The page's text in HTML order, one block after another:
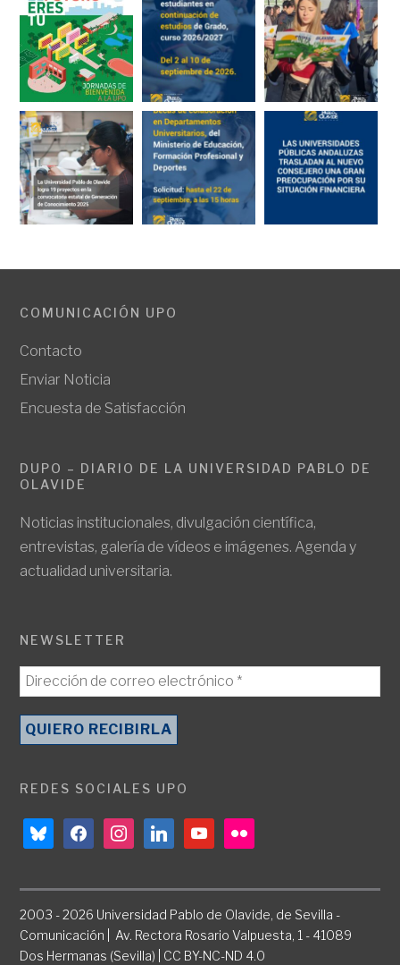
COMUNICACIÓN UPO
Contacto
Enviar Noticia
Encuesta de Satisfacción
DUPO – DIARIO DE LA UNIVERSIDAD PABLO DE
OLAVIDE
Noticias institucionales, divulgación científica,
entrevistas, galería de vídeos e imágenes. Agenda y
actualidad universitaria.
NEWSLETTER
REDES SOCIALES UPO
blueskyfacebookinstagramlinkedinyoutubeflickr
2003 - 2026 Universidad Pablo de Olavide, de Sevilla -
Comunicación | Av. Rectora Rosario Valpuesta, 1 - 41089
Dos Hermanas (Sevilla) | CC BY-NC-ND 4.0